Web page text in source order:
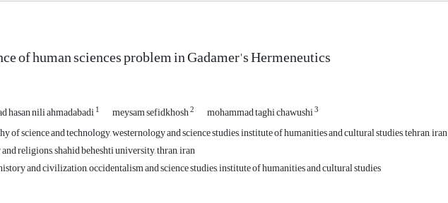
of human sciences problem in Gadamer's Hermeneutics
hasan nili ahmadabadi1 meysam sefidkhosh2 mohammad taghi chawushi3
of science and technology, westernology and science studies, institute of humanities and cultural studies, tehran, iran
religions, shahid beheshti university, thran, iran
and civilization, occidentalism and science studies, institute of humanities and cultural studies